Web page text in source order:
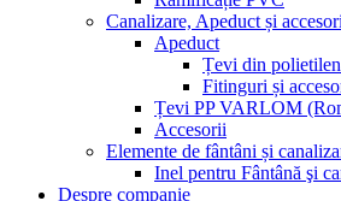
Canalizare, Apeduct și
Apeduct
Țevi din
Fitinguri și
Țevi PP VARLOM
Accesorii
Elemente de fântâni și
Inel pentru Fântână şi
Despre companie